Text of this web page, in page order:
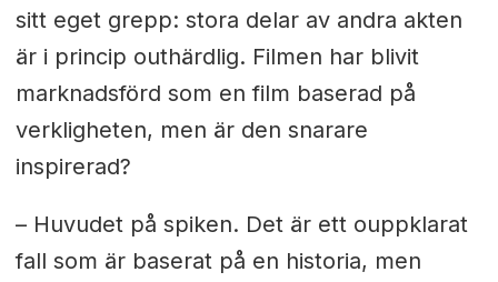
sitt eget grepp: stora delar av andra akten
är i princip outhärdlig. Filmen har blivit
marknadsförd som en film baserad på
verkligheten, men är den snarare
inspirerad?
– Huvudet på spiken. Det är ett ouppklarat
fall som är baserat på en historia, men